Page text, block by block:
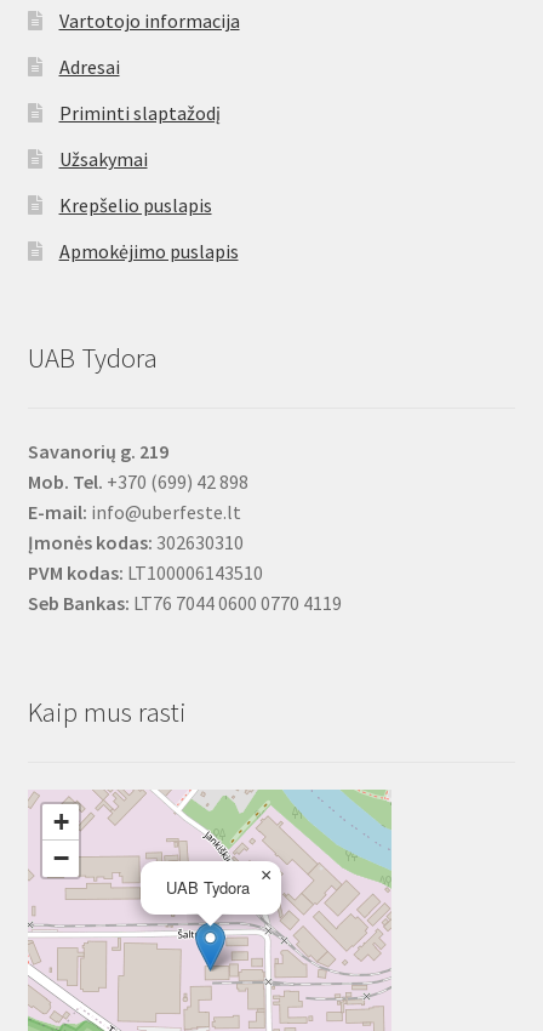
Vartotojo informacija
Adresai
Priminti slaptažodį
Užsakymai
Krepšelio puslapis
Apmokėjimo puslapis
UAB Tydora
Savanorių g. 219
Mob. Tel. +370 (699) 42 898
E-mail: info@uberfeste.lt
Įmonės kodas: 302630310
PVM kodas: LT100006143510
Seb Bankas: LT76 7044 0600 0770 4119
Kaip mus rasti
UAB Tydora
×
+
−